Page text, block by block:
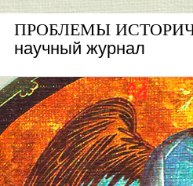
ПРОБЛЕМЫ
научный журнал